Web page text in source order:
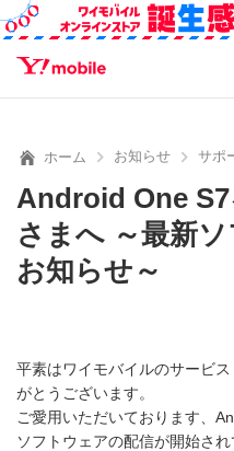
SEARCH
ホーム お知らせ サポ
Android One
さまへ ～最新
お知らせ～
平素はワイモバイルのサービ
がとうございます。
ご愛用いただいております、
ソフトウェアの配信が開始さ